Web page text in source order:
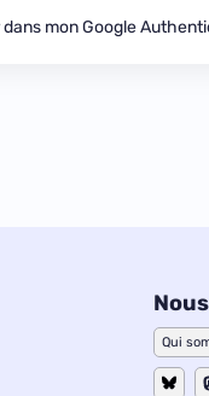
mon Google
Qui